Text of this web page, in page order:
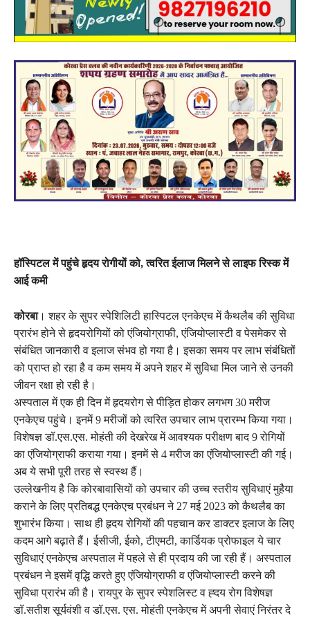
हॉस्पिटल में पहुंचे हृदय रोगीयों को, त्वरित ईलाज मिलने से लाइफ रिस्क में
आई कमी
कोरबा। शहर के सुपर स्पेशिलिटी हास्पिटल एनकेएच में कैथलैब की सुविधा
प्रारंभ होने से हृदयरोगियों को एंजियोग्राफी, एंजियोप्लास्टी व पेसमेकर से
संबंधित जानकारी व इलाज संभव हो गया है। इसका समय पर लाभ संबंधितों
को प्राप्त हो रहा है व कम समय में अपने शहर में सुविधा मिल जाने से उनकी
जीवन रक्षा हो रही है।
अस्पताल में एक ही दिन में हृदयरोग से पीड़ित होकर लगभग 30 मरीज
एनकेएच पहुंचे। इनमें 9 मरीजों को त्वरित उपचार लाभ प्रारम्भ किया गया।
विशेषज्ञ डॉ.एस.एस. मोहंती की देखरेख में आवश्यक परीक्षण बाद 9 रोगियों
का एंजियोग्राफी कराया गया। इनमें से 4 मरीज का एंजियोप्लास्टी की गई।
अब ये सभी पूरी तरह से स्वस्थ हैं।
उल्लेखनीय है कि कोरबावासियों को उपचार की उच्च स्तरीय सुविधाएं मुहैया
कराने के लिए प्रतिबद्ध एनकेएच प्रबंधन ने 27 मई 2023 को कैथलैब का
शुभारंभ किया। साथ ही हृदय रोगियों की पहचान कर डाक्टर इलाज के लिए
कदम आगे बढ़ाते हैं। ईसीजी, ईको, टीएमटी, कार्डियक प्रोफाइल ये चार
सुविधाएं एनकेएच अस्पताल में पहले से ही प्रदाय की जा रही हैं। अस्पताल
प्रबंधन ने इसमें वृद्धि करते हुए एंजियोग्राफी व एंजियोप्लास्टी करने की
सुविधा प्रारंभ की है। रायपुर के सुपर स्पेशलिस्ट व ह्दय रोग विशेषज्ञ
डॉ.सतीश सूर्यवंशी व डॉ.एस. एस. मोहंती एनकेएच में अपनी सेवाएं निरंतर दे